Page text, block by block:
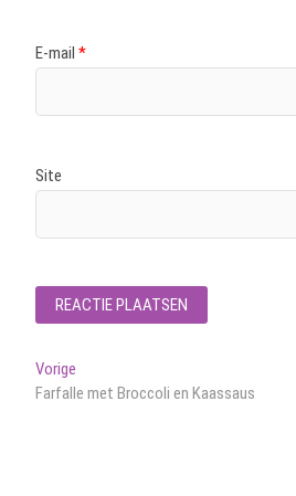
E-mail *
Site
Bericht
navigatie
Vorige
bericht:
Farfalle met Broccoli en Kaassaus